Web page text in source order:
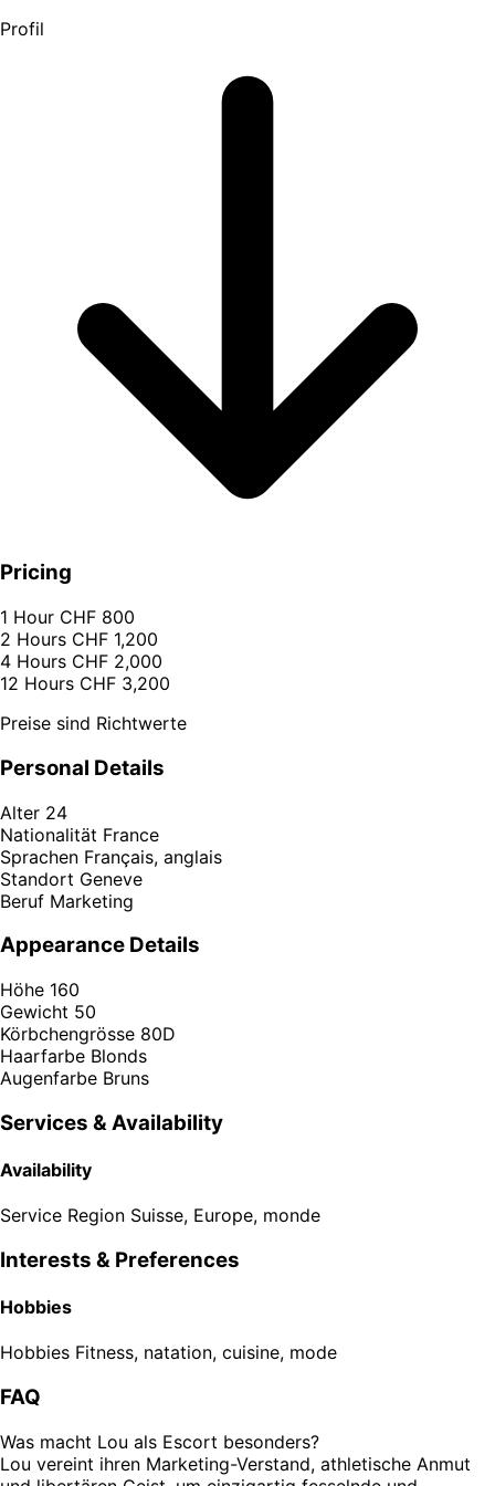
Profil
Pricing
1 Hour CHF 800
2 Hours CHF 1,200
4 Hours CHF 2,000
12 Hours CHF 3,200
Preise sind Richtwerte
Personal Details
Alter 24
Nationalität France
Sprachen Français, anglais
Standort Geneve
Beruf Marketing
Appearance Details
Höhe 160
Gewicht 50
Körbchengrösse 80D
Haarfarbe Blonds
Augenfarbe Bruns
Services & Availability
Availability
Service Region Suisse, Europe, monde
Interests & Preferences
Hobbies
Hobbies Fitness, natation, cuisine, mode
FAQ
Was macht Lou als Escort besonders?
Lou vereint ihren Marketing-Verstand, athletische Anmut